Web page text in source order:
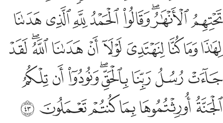
ﲺﲻﲼﲽﲾﲿﳀﳁ
ﳂﳃﳄﳅﳆﳇﳈﳉﳊﳋ
ﳌﳍﳎﳏﳐﳑﳒﳓ
ﳔﳕﳖﳗﳘﳙ